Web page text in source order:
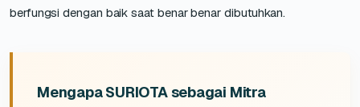
berfungsi dengan baik saat benar benar dibutuhkan.
Mengapa SURIOTA sebagai Mitra